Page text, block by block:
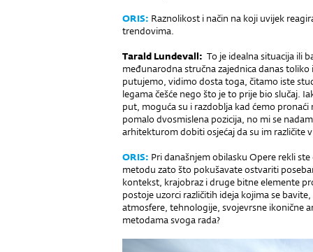
ORIS: Raznolikost i način na koji uvijek
trendovima.
Tarald Lundevall: To je idealna situacija ili
međunarodna stručna zajednica danas
putujemo, vidimo dosta toga, čitamo iste
legama češće nego što je to prije bio slučaj.
put, moguća su i razdoblja kad ćemo
pomalo dvosmislena pozicija, no mi se
arhitekturom dobiti osjećaj da su im različite
ORIS: Pri današnjem obilasku Opere rekli
metodu zato što pokušavate ost­variti
kontekst, krajobraz i druge bitne elemente
postoje uzorci različitih ideja kojima se
atmosfere, tehnologije, svojevrsne ikonične
metodama svoga rada?